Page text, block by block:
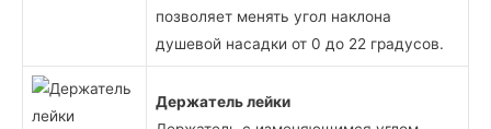
позволяет менять угол наклона
душевой насадки от 0 до 22 градусов.
Держатель лейки